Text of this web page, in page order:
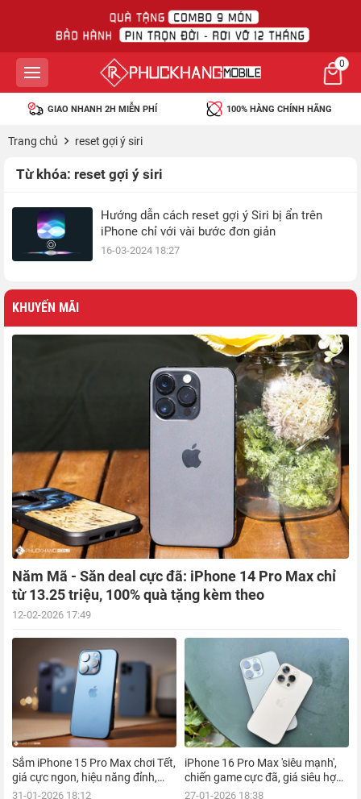
0
GIAO NHANH 2H MIỄN PHÍ 100% HÀNG CHÍNH HÃNG
Trang chủ reset gợi ý siri
Từ khóa: reset gợi ý siri
Hướng dẫn cách reset gợi ý Siri bị ẩn trên
iPhone chỉ với vài bước đơn giản
16-03-2024 18:27
KHUYẾN MÃI
Năm Mã - Săn deal cực đã: iPhone 14 Pro Max chỉ
từ 13.25 triệu, 100% quà tặng kèm theo
12-02-2026 17:49
Sắm iPhone 15 Pro Max chơi Tết,
giá cực ngon, hiệu năng đỉnh,
kèm nhiều ưu đãi, mua ngay!
31-01-2026 18:12
iPhone 16 Pro Max 'siêu mạnh',
chiến game cực đã, giá siêu hợp
lý, mua ngay!
27-01-2026 18:38